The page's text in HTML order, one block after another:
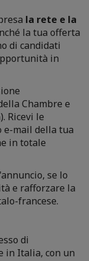
la rete e la
la tua offerta
di candidati
in
Chambre e
Ricevi le
e-mail della tua
in totale
se lo
e rafforzare la
francese.
di
in Italia, con un